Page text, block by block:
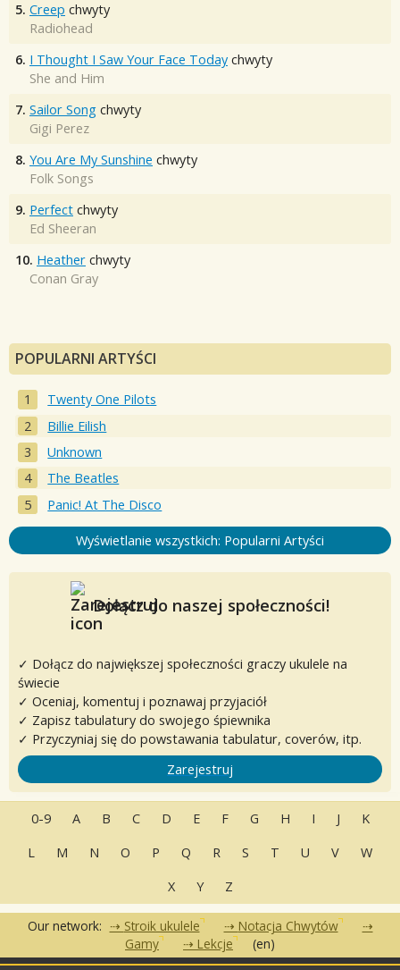
5. Creep chwyty
Radiohead
6. I Thought I Saw Your Face Today chwyty
She and Him
7. Sailor Song chwyty
Gigi Perez
8. You Are My Sunshine chwyty
Folk Songs
9. Perfect chwyty
Ed Sheeran
10. Heather chwyty
Conan Gray
POPULARNI ARTYŚCI
Twenty One Pilots
Billie Eilish
Unknown
The Beatles
Panic! At The Disco
Wyświetlanie wszystkich: Popularni Artyści
Dołącz do naszej społeczności!
✓ Dołącz do największej społeczności graczy ukulele na
świecie
✓ Oceniaj, komentuj i poznawaj przyjaciół
✓ Zapisz tabulatury do swojego śpiewnika
✓ Przyczyniaj się do powstawania tabulatur, coverów, itp.
Zarejestruj
0-9 A B C D E F G H I J
K
L
M N O P Q R S T U V
W
X
Y Z
Our network: Stroik ukulele
Notacja Chwytów
Gamy
Lekcje (en)